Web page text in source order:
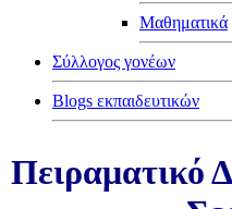
Μαθηματικά
Σύλλογος γονέων
Blogs εκπαιδευτικών
Πειραματικό